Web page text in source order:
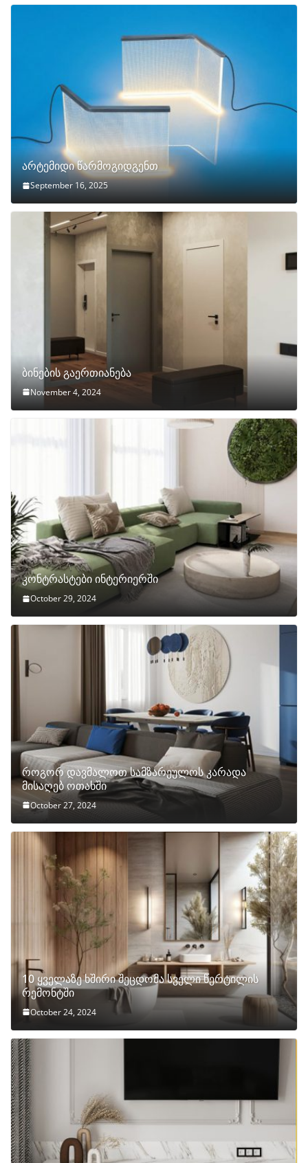
არტემიდი წარმოგიდგენთ
September 16, 2025
ბინების გაერთიანება
November 4, 2024
კონტრასტები ინტერიერში
October 29, 2024
როგორ დავმალოთ სამზარეულოს კარადა
მისაღებ ოთახში
October 27, 2024
10 ყველაზე ხშირი შეცდომა სველი წერტილის
რემონტში
October 24, 2024